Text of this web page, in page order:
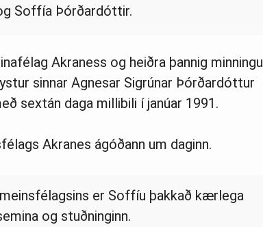
Soffía Þórðardóttir.
Akraness og heiðra þannig minningu
sinnar Agnesar Sigrúnar Þórðardóttur
sextán daga millibili í janúar 1991.
Akranes ágóðann um daginn.
er Soffíu þakkað kærlega
og stuðninginn.